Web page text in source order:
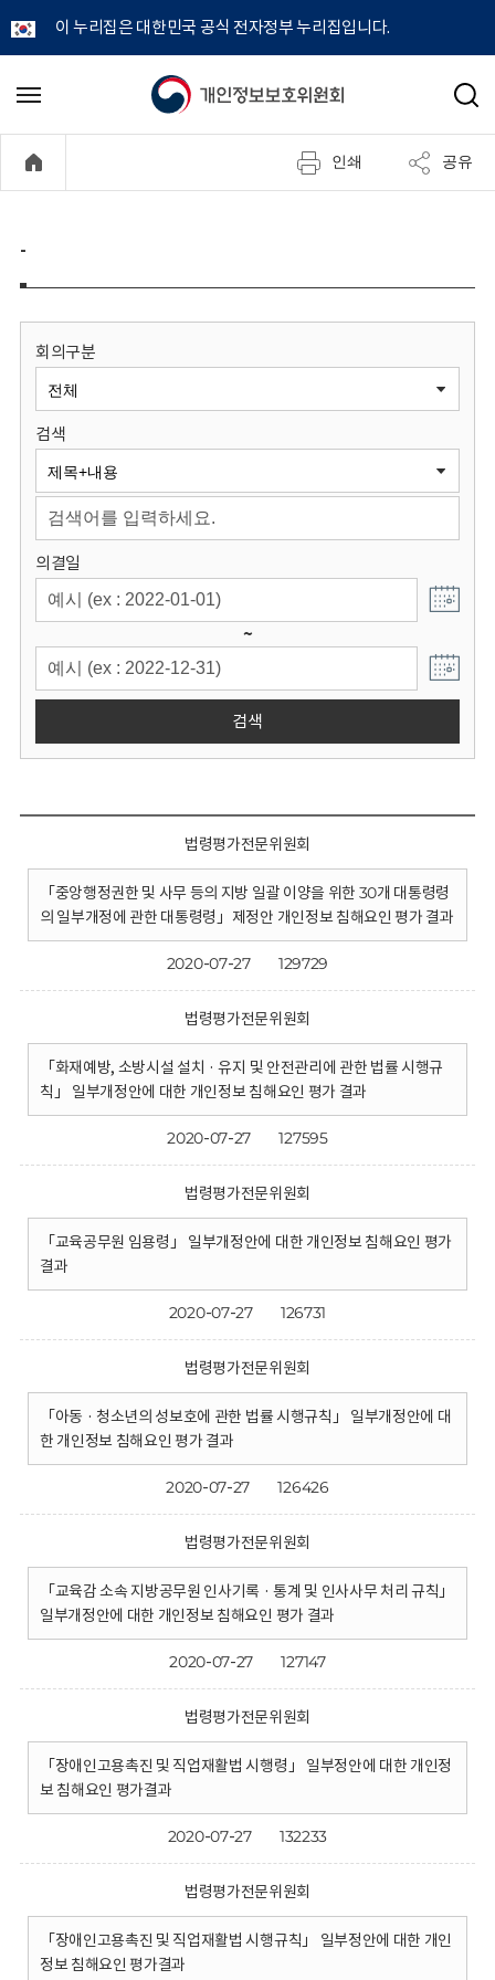
이 누리집은 대한민국 공식 전자정부 누리집입니다.
개
정
보
원
회
메
기
검
인쇄 공유
-
회의구분
검색
의결일
~
검색
법령평가전문위원회
「중앙행정권한 및 사무 등의 지방 일괄 이양을 위한 30개 대통령령
의 일부개정에 관한 대통령령」제정안 개인정보 침해요인 평가 결과
2020-07-27 129729
법령평가전문위원회
「화재예방, 소방시설 설치 · 유지 및 안전관리에 관한 법률 시행규
칙」 일부개정안에 대한 개인정보 침해요인 평가 결과
2020-07-27 127595
법령평가전문위원회
「교육공무원 임용령」 일부개정안에 대한 개인정보 침해요인 평가
결과
2020-07-27 126731
법령평가전문위원회
「아동 · 청소년의 성보호에 관한 법률 시행규칙」 일부개정안에 대
한 개인정보 침해요인 평가 결과
2020-07-27 126426
법령평가전문위원회
「교육감 소속 지방공무원 인사기록 · 통계 및 인사사무 처리 규칙」
일부개정안에 대한 개인정보 침해요인 평가 결과
2020-07-27 127147
법령평가전문위원회
「장애인고용촉진 및 직업재활법 시행령」 일부정안에 대한 개인정
보 침해요인 평가결과
2020-07-27 132233
법령평가전문위원회
「장애인고용촉진 및 직업재활법 시행규칙」 일부정안에 대한 개인
정보 침해요인 평가결과